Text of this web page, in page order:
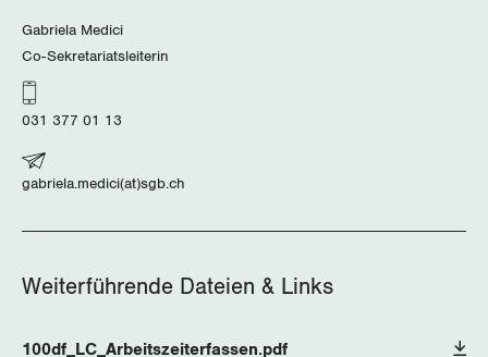
Uri
Wallis
Zug
Zürich
Gabriela Medici
Co-Sekretariatsleiterin
031 377 01 13
gabriela.medici(at)sgb.ch
Weiterführende Dateien & Links
100df_LC_Arbeitszeiterfassen.pdf